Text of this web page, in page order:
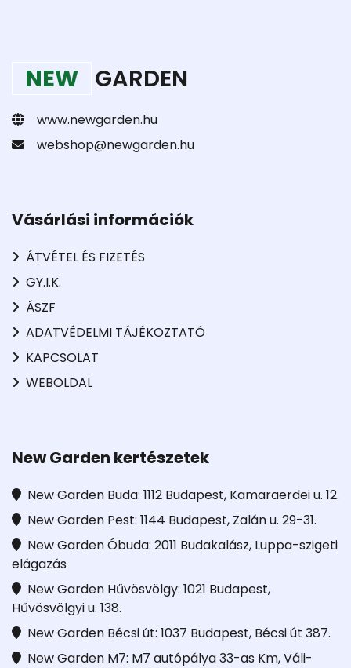
NEW GARDEN
www.newgarden.hu
webshop@newgarden.hu
Vásárlási információk
ÁTVÉTEL ÉS FIZETÉS
GY.I.K.
ÁSZF
ADATVÉDELMI TÁJÉKOZTATÓ
KAPCSOLAT
WEBOLDAL
New Garden kertészetek
New Garden Buda: 1112 Budapest, Kamaraerdei u. 12.
New Garden Pest: 1144 Budapest, Zalán u. 29-31.
New Garden Óbuda: 2011 Budakalász, Luppa-szigeti
elágazás
New Garden Hűvösvölgy: 1021 Budapest,
Hűvösvölgyi u. 138.
New Garden Bécsi út: 1037 Budapest, Bécsi út 387.
New Garden M7: M7 autópálya 33-as Km, Váli-